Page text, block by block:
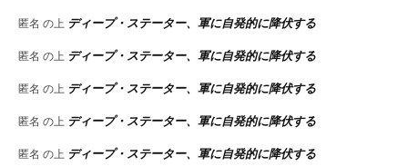
匿名 の上 ディープ・ステーター、軍に自発的に降伏する
匿名 の上 ディープ・ステーター、軍に自発的に降伏する
匿名 の上 ディープ・ステーター、軍に自発的に降伏する
匿名 の上 ディープ・ステーター、軍に自発的に降伏する
匿名 の上 ディープ・ステーター、軍に自発的に降伏する